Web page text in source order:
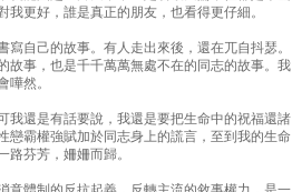
更好，誰是真正的朋友，也看得更仔細。
自己的故事。有人走出來後，還在兀自抖瑟。
故事，也是千千萬萬無處不在的同志的故事。我
嘩然。
我還是有話要說，我還是要把生命中的祝福還諸
戀霸權強賦加於同志身上的謊言，至到我的生命
芬芳，姍姍而歸。